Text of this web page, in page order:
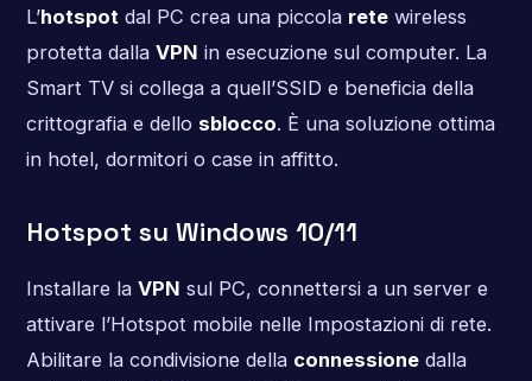
L’hotspotdal PC crea una piccola retewireless
protetta dalla VPN in esecuzione sul computer. La
Smart TV si collega a quell’SSID e beneficia della
crittografia e dello sblocco. È una soluzione ottima
in hotel, dormitori o case in affitto.
Hotspot su Windows 10/11
Installare la VPN sul PC, connettersi a un server e
attivare l’Hotspot mobile nelle Impostazioni di rete.
Abilitare la condivisione della connessionedalla